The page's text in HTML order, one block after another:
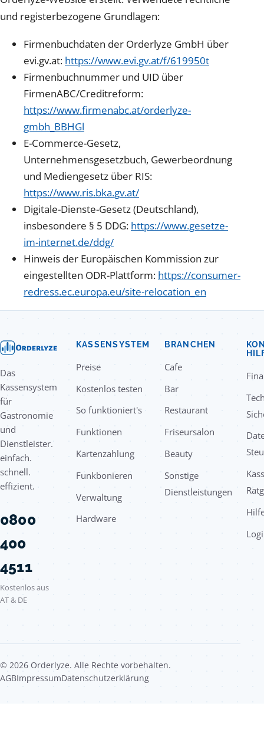
und registerbezogene Grundlagen:
Firmenbuchdaten der Orderlyze GmbH über
evi.gv.at: https://www.evi.gv.at/f/619950t
Firmenbuchnummer und UID über
FirmenABC/Creditreform:
https://www.firmenabc.at/orderlyze-
gmbh_BBHGl
E-Commerce-Gesetz,
Unternehmensgesetzbuch, Gewerbeordnung
und Mediengesetz über RIS:
https://www.ris.bka.gv.at/
Digitale-Dienste-Gesetz (Deutschland),
insbesondere § 5 DDG: https://www.gesetze-
im-internet.de/ddg/
Hinweis der Europäischen Kommission zur
eingestellten ODR-Plattform: https://consumer-
redress.ec.europa.eu/site-relocation_en
Das
Kassensystem
für
Gastronomie
und
Dienstleister.
einfach.
schnell.
effizient.
0800
400
4511
Kostenlos aus
AT & DE
KASSENSYSTEM
Preise
Kostenlos testen
So funktioniert's
Funktionen
Kartenzahlung
Funkbonieren
Verwaltung
Hardware
BRANCHEN
Cafe
Bar
Restaurant
Friseursalon
Beauty
Sonstige
Dienstleistungen
© 2026 Orderlyze. Alle Rechte vorbehalten.
AGBImpressumDatenschutzerklärung